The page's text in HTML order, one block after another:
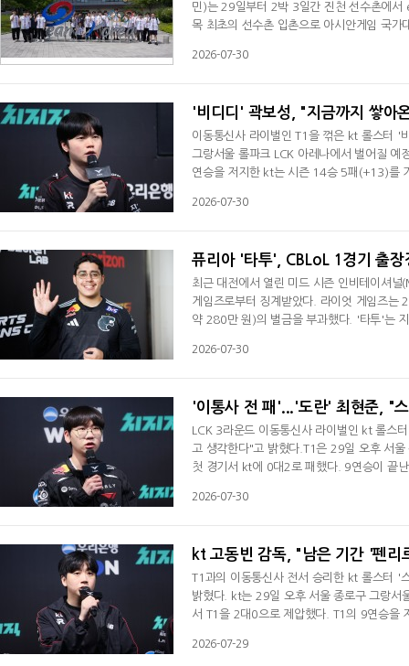
민)는 29일부터 2박 3일간 진천 선수촌에서
목 최초의 선수촌 입촌으로 아시안게임 국
개 세부 종목으로 확대됐다. 이번 입촌 훈련
2026-07-30
'비디디' 곽보성, "지금까지 쌓아
이동통신사 라이벌인 T1을 꺾은 kt 롤스터 '
그랑서울 롤파크 LCK 아레나에서 벌어질
연승을 저지한 kt는 시즌 14승 5패(+13)를
이 지날수록 흐트러지는 모습이 좀 나왔다"
2026-07-30
퓨리아 '타투', CBLoL 1경기 출장
최근 대전에서 열린 미드 시즌 인비테이셔
게임즈로부터 징계받았다. 라이엇 게임즈는
약 280만 원)의 벌금을 부과했다. '타투'는
퓨리아 코치인 '루크즈' 루카스 유디 히가시
2026-07-30
'이통사 전 패'...'도란' 최현준, "
LCK 3라운드 이동통신사 라이벌인 kt 롤스
고 생각한다"고 밝혔다.T1은 29일 오후 서
첫 경기서 kt에 0대2로 패했다. 9연승이 끝
며 "오늘도 최근에 졌던 경기 양상과 비슷했
2026-07-30
kt 고동빈 감독, "남은 기간 '펜리
T1과의 이동통신사 전서 승리한 kt 롤스터 '
밝혔다. kt는 29일 오후 서울 종로구 그랑서
서 T1을 2대0으로 제압했다. T1의 9연승
다"라며 "중간중간 전투가 많았지만 우리 선
2026-07-29